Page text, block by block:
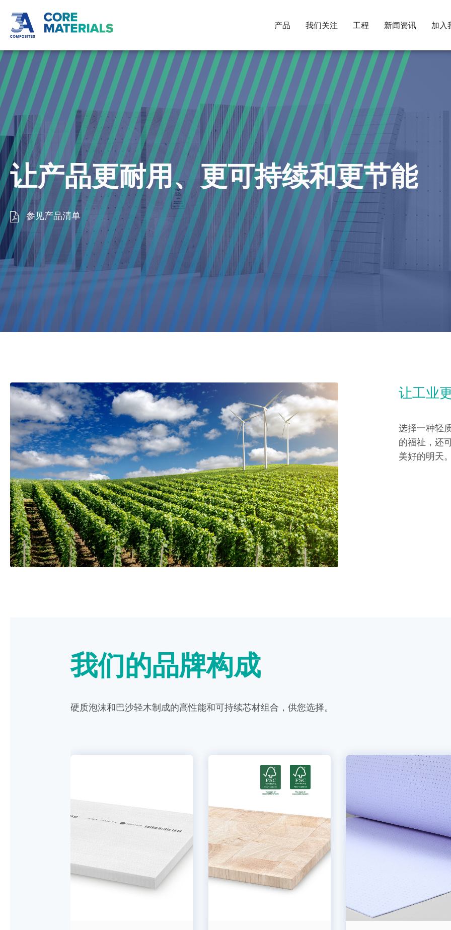
产品 我们关注 工程 新闻资讯 加入
让产品更耐用、更可持续和更节能
参见产品清单
让工业
选择一种轻
的福祉，还
美好的明天
我们的品牌构成
硬质泡沫和巴沙轻木制成的高性能和可持续芯材组合，供您选择。